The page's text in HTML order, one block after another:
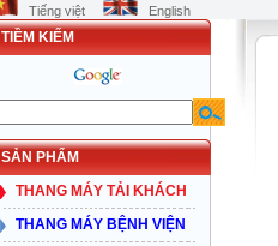
Tiếng việt English
TIỀM KIẾM
SẢN PHẨM
THANG MÁY TẢI KHÁCH
THANG MÁY BỆNH VIỆN